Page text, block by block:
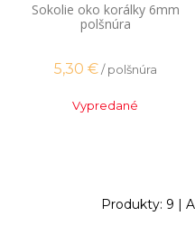
Sokolie oko korálky 6mm
polšnúra
5,30 € / polšnúra
Vypredané
Produkty: 9 |